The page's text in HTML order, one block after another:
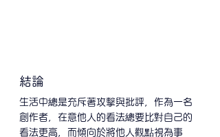
結論
生活中總是充斥著攻擊與批評，作為一名
創作者，在意他人的看法總要比對自己的
看法更高，而傾向於將他人觀點視為事